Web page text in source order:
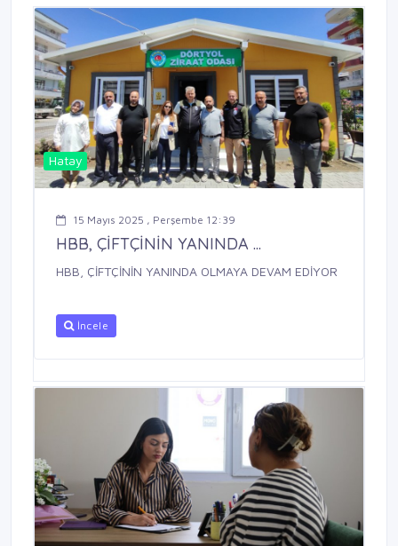
Hatay
15 Mayıs 2025 , Perşembe 12:39
HBB, ÇİFTÇİNİN YANINDA ...
HBB, ÇİFTÇİNİN YANINDA OLMAYA DEVAM EDİYOR
İncele